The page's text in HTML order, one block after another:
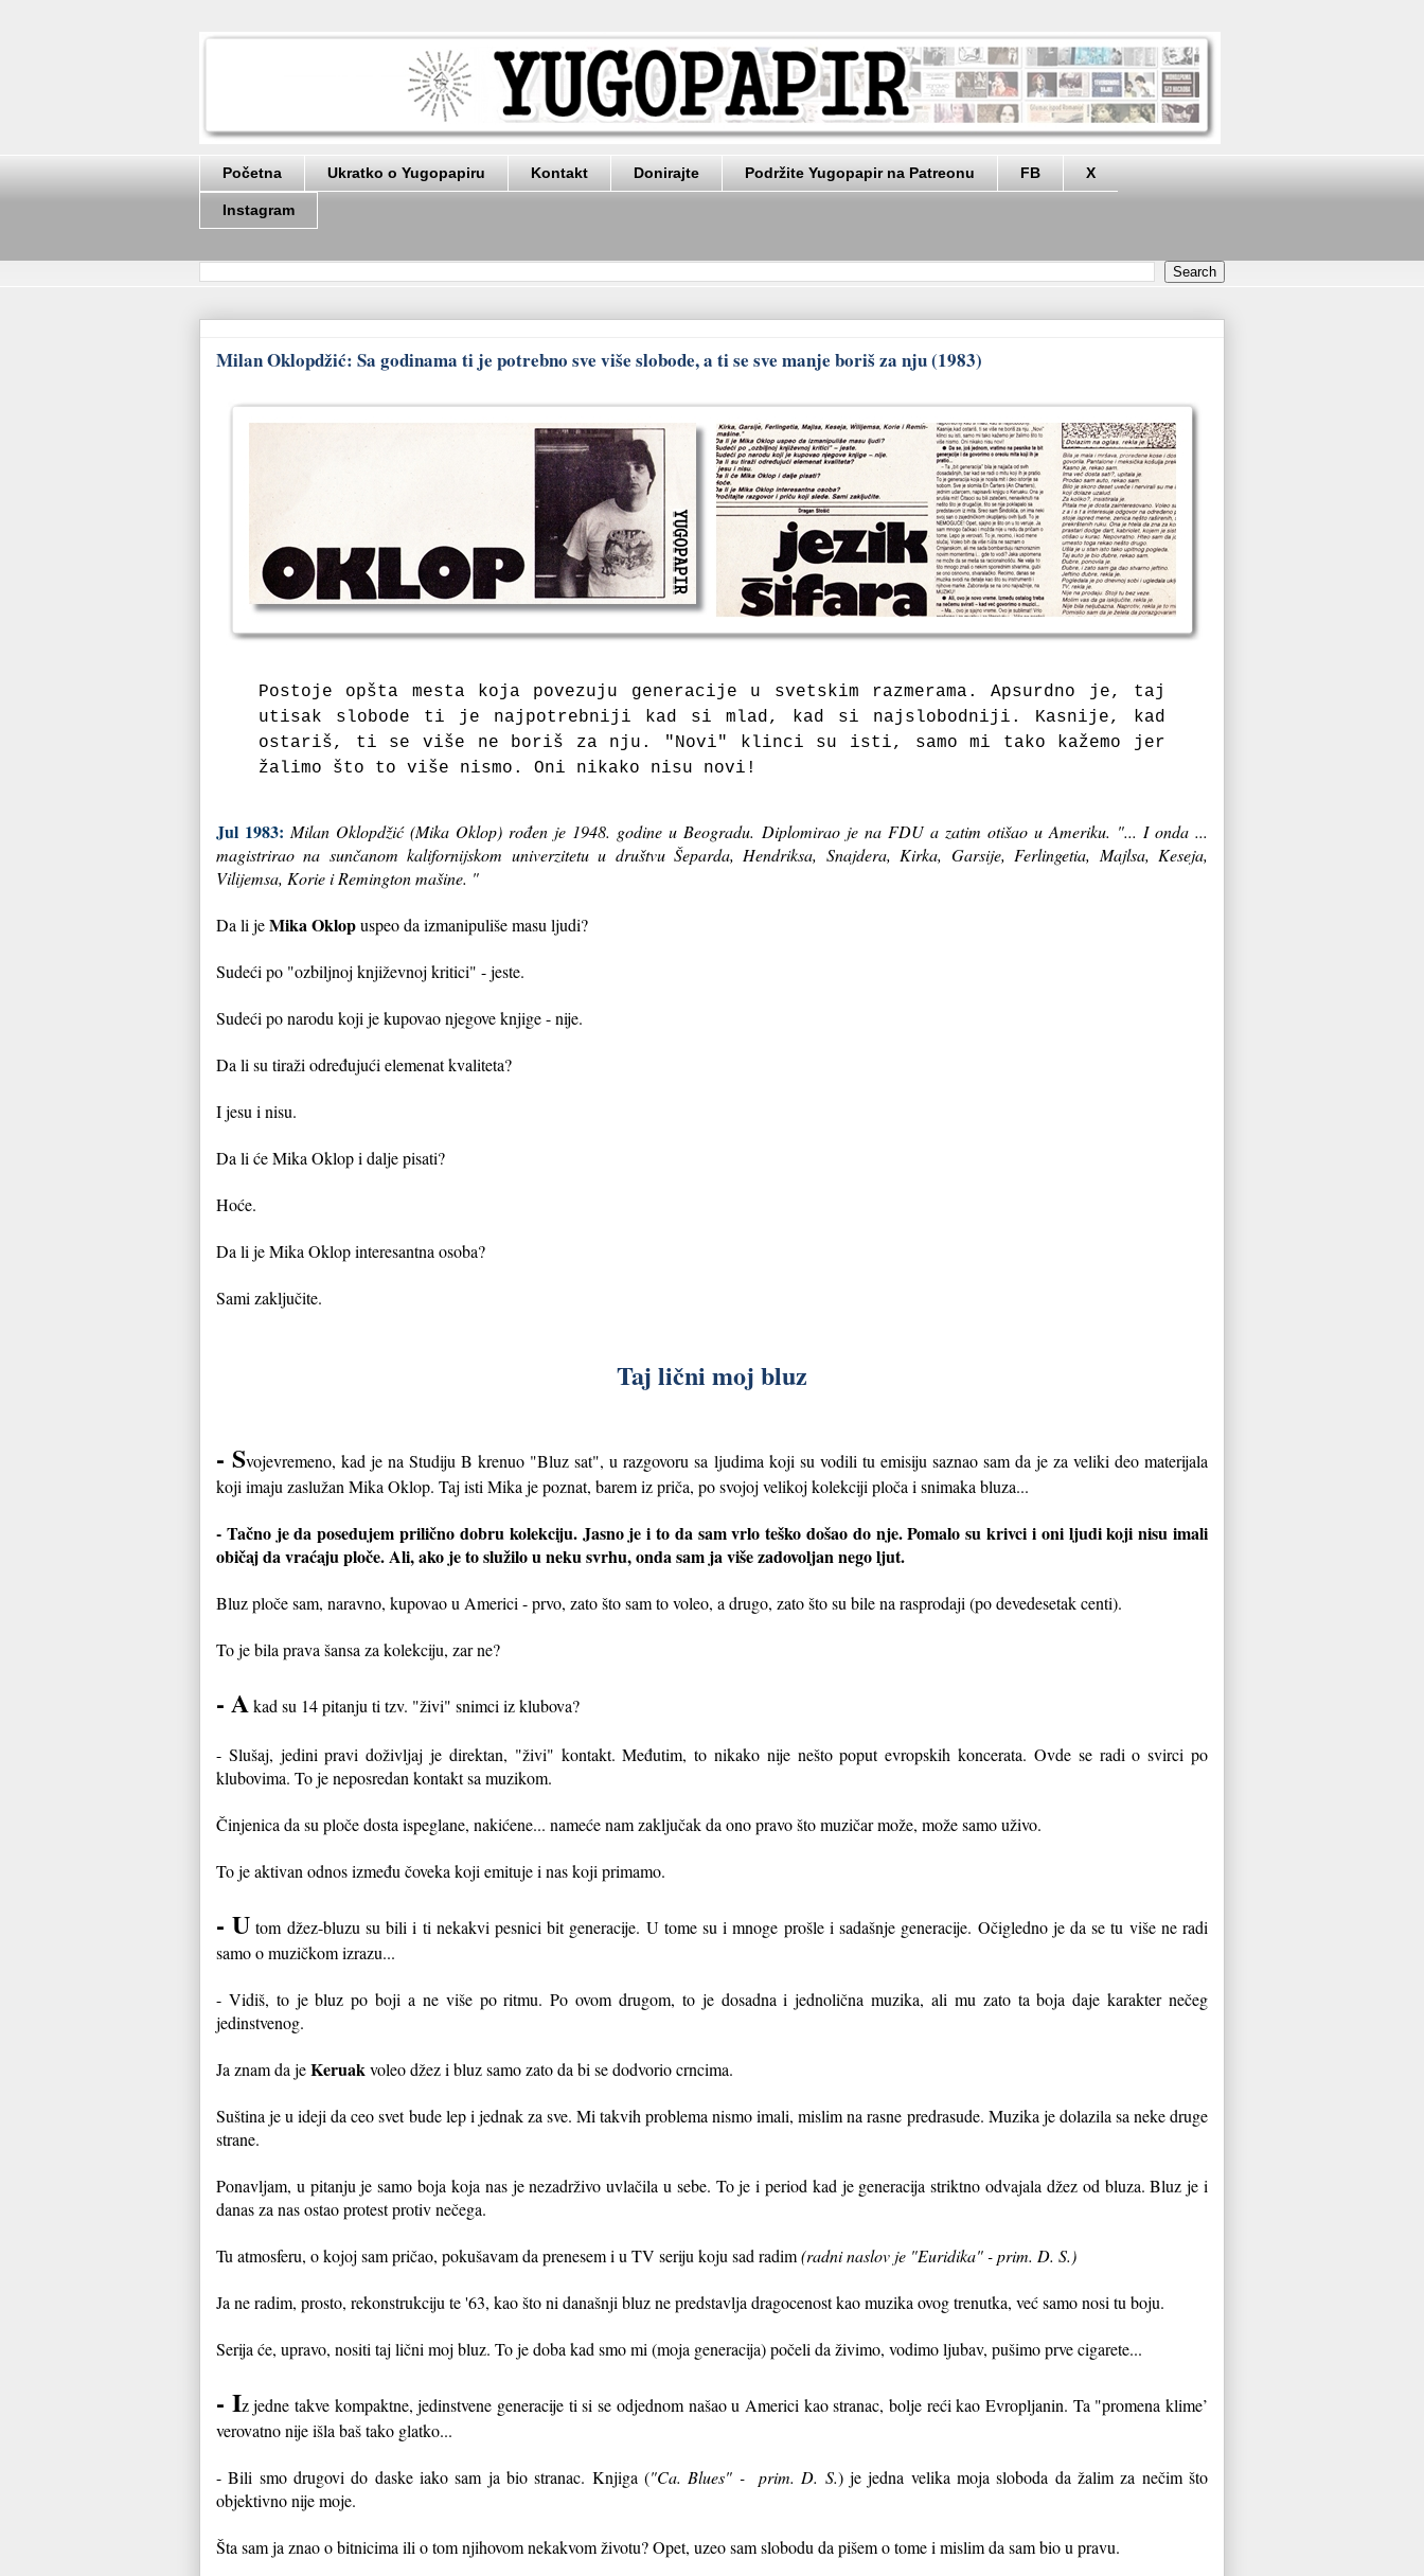
Početna Ukratko o Yugopapiru Kontakt Donirajte Podržite Yugopapir na Patreonu FB X
Instagram
Milan Oklopdžić: Sa godinama ti je potrebno sve više slobode, a ti se sve manje boriš za nju (1983)
Postoje opšta mesta koja povezuju generacije u svetskim razmerama. Apsurdno je, taj
utisak slobode ti je najpotrebniji kad si mlad, kad si najslobodniji. Kasnije, kad
ostariš, ti se više ne boriš za nju. "Novi" klinci su isti, samo mi tako kažemo jer
žalimo što to više nismo. Oni nikako nisu novi!
Jul 1983: Milan Oklopdžić (Mika Oklop) rođen je 1948. godine u Beogradu. Diplomirao je na FDU a zatim otišao u Ameriku. "... I onda ...
magistrirao na sunčanom kalifornijskom univerzitetu u društvu Šeparda, Hendriksa, Snajdera, Kirka, Garsije, Ferlingetia, Majlsa, Keseja,
Vilijemsa, Korie i Remington mašine. "
Da li jeMika Oklopuspeo da izmanipuliše masu ljudi?
Sudeći po "ozbiljnoj književnoj kritici" - jeste.
Sudeći po narodu koji je kupovao njegove knjige - nije.
Da li su tiraži određujući elemenat kvaliteta?
I jesu i nisu.
Da li će Mika Oklop i dalje pisati?
Hoće.
Da li je Mika Oklop interesantna osoba?
Sami zaključite.
Taj lični moj bluz
- Svojevremeno, kad je na Studiju B krenuo "Bluz sat", u razgovoru sa ljudima koji su vodili tu emisiju saznao sam da je za veliki deo materijala
koji imaju zaslužan Mika Oklop. Taj isti Mika je poznat, barem iz priča, po svojoj velikoj kolekciji ploča i snimaka bluza...
- Tačno je da posedujem prilično dobru kolekciju. Jasno je i to da sam vrlo teško došao do nje. Pomalo su krivci i oni ljudi koji nisu imali
običaj da vraćaju ploče. Ali, ako je to služilo u neku svrhu, onda sam ja više zadovoljan nego ljut.
Bluz ploče sam, naravno, kupovao u Americi - prvo, zato što sam to voleo, a drugo, zato što su bile na rasprodaji (po devedesetak centi).
To je bila prava šansa za kolekciju, zar ne?
- Akad su 14 pitanju ti tzv. "živi" snimci iz klubova?
- Slušaj, jedini pravi doživljaj je direktan, "živi" kontakt. Međutim, to nikako nije nešto poput evropskih koncerata. Ovde se radi o svirci po
klubovima. To je neposredan kontakt sa muzikom.
Činjenica da su ploče dosta ispeglane, nakićene... nameće nam zaključak da ono pravo što muzičar može, može samo uživo.
To je aktivan odnos između čoveka koji emituje i nas koji primamo.
- U tom džez-bluzu su bili i ti nekakvi pesnici bit generacije. U tome su i mnoge prošle i sadašnje generacije. Očigledno je da se tu više ne radi
samo o muzičkom izrazu...
- Vidiš, to je bluz po boji a ne više po ritmu. Po ovom drugom, to je dosadna i jednolična muzika, ali mu zato ta boja daje karakter nečeg
jedinstvenog.
Ja znam da jeKeruak voleo džez i bluz samo zato da bi se dodvorio crncima.
Suština je u ideji da ceo svet bude lep i jednak za sve. Mi takvih problema nismo imali, mislim na rasne predrasude. Muzika je dolazila sa neke druge
strane.
Ponavljam, u pitanju je samo boja koja nas je nezadrživo uvlačila u sebe. To je i period kad je generacija striktno odvajala džez od bluza. Bluz je i
danas za nas ostao protest protiv nečega.
Tu atmosferu, o kojoj sam pričao, pokušavam da prenesem i u TV seriju koju sad radim(radni naslov je "Euridika" - prim. D. S.)
Ja ne radim, prosto, rekonstrukciju te '63, kao što ni današnji bluz ne predstavlja dragocenost kao muzika ovog trenutka, već samo nosi tu boju.
Serija će, upravo, nositi taj lični moj bluz. To je doba kad smo mi (moja generacija) počeli da živimo, vodimo ljubav, pušimo prve cigarete...
- Iz jedne takve kompaktne, jedinstvene generacije ti si se odjednom našao u Americi kao stranac, bolje reći kao Evropljanin. Ta "promena klime’
verovatno nije išla baš tako glatko...
- Bili smo drugovi do daske iako sam ja bio stranac. Knjiga ("Ca. Blues" - prim. D. S.) je jedna velika moja sloboda da žalim za nečim što
objektivno nije moje.
Šta sam ja znao o bitnicima ili o tom njihovom nekakvom životu? Opet, uzeo sam slobodu da pišem o tome i mislim da sam bio u pravu.